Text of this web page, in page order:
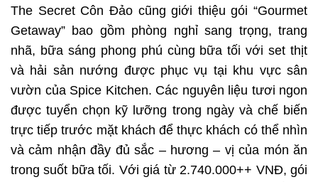
The Secret Côn Đảo cũng giới thiệu gói “Gourmet
Getaway” bao gồm phòng nghỉ sang trọng, trang
nhã, bữa sáng phong phú cùng bữa tối với set thịt
và hải sản nướng được phục vụ tại khu vực sân
vườn của Spice Kitchen. Các nguyên liệu tươi ngon
được tuyển chọn kỹ lưỡng trong ngày và chế biến
trực tiếp trước mặt khách để thực khách có thể nhìn
và cảm nhận đầy đủ sắc – hương – vị của món ăn
trong suốt bữa tối. Với giá từ 2.740.000++ VNĐ, gói